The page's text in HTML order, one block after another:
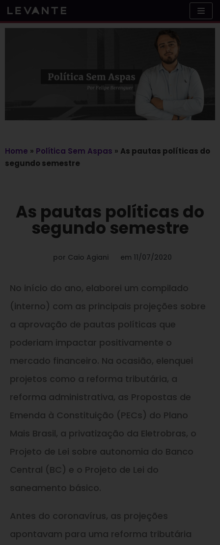
Skip
to
Home » Política Sem Aspas » As pautas políticas do
segundo semestre
As pautas políticas do
segundo semestre
por Caio Agiani em 11/07/2020
No início do ano, elaborei um compilado
(interno) com as principais projeções sobre
a aprovação de pautas políticas que
poderiam impactar positivamente o
mercado financeiro. Na ocasião, elenquei
projetos como a reforma tributária, a
reforma administrativa, as Propostas de
Emenda à Constituição (PECs) do Plano
Mais Brasil, a privatização da Eletrobras, o
Projeto de Lei sobre autonomia do Banco
Central (BC) e o Projeto de Lei do
saneamento básico.
Antes do coronavírus, as projeções
apontavam para uma reforma tributária